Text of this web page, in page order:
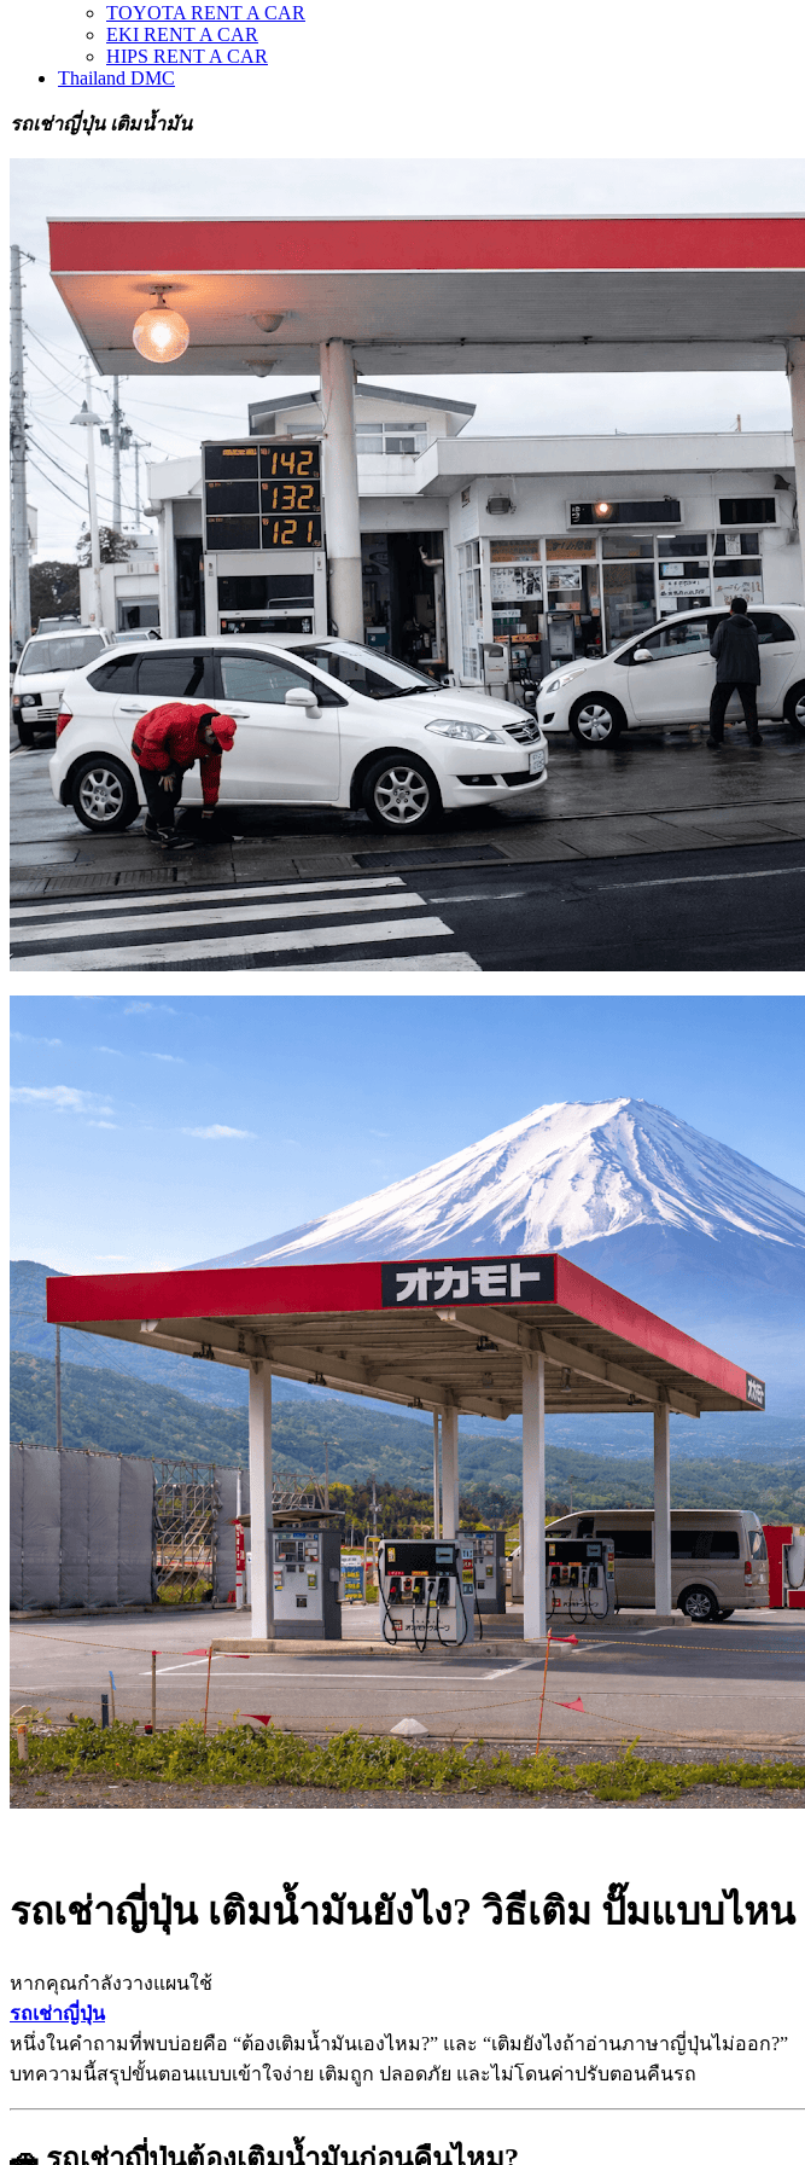
TOYOTA RENT A CAR
EKI RENT A CAR
HIPS RENT A CAR
Thailand DMC
รถเช่าญี่ปุ่น เติมน้ำมัน
รถเช่าญี่ปุ่น เติมน้ำมันยังไง? วิธีเติม ปั๊มแบบไห
หากคุณกำลังวางแผนใช้
รถเช่าญี่ปุ่น
หนึ่งในคำถามที่พบบ่อยคือ “ต้องเติมน้ำมันเองไหม?” และ “เติมยังไงถ้าอ่านภาษาญี่ปุ่นไม่ออก?”
บทความนี้สรุปขั้นตอนแบบเข้าใจง่าย เติมถูก ปลอดภัย และไม่โดนค่าปรับตอนคืนรถ
🚗 รถเช่าญี่ปุ่นต้องเติมน้ำมันก่อนคืนไหม?